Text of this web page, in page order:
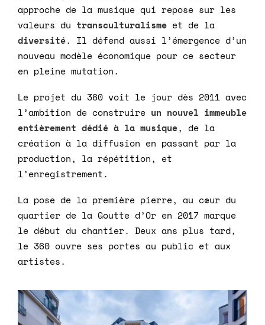
approche de la musique qui repose sur les
valeurs du transculturalisme et de la
diversité. Il défend aussi l’émergence d’un
nouveau modèle économique pour ce secteur
en pleine mutation.
Le projet du 360 voit le jour dès 2011 avec
l’ambition de construire un nouvel immeuble
entièrement dédié à la musique, de la
création à la diffusion en passant par la
production, la répétition, et
l’enregistrement.
La pose de la première pierre, au cœur du
quartier de la Goutte d’Or en 2017 marque
le début du chantier. Deux ans plus tard,
le 360 ouvre ses portes au public et aux
artistes.